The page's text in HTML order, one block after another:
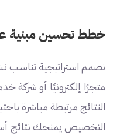
خطط تحسين مبنية
نصمم استراتيجية تناسب
متجرًا إلكترونيًا أو
النتائج مرتبطة مباشرة
التخصيص يمنحك نتائج